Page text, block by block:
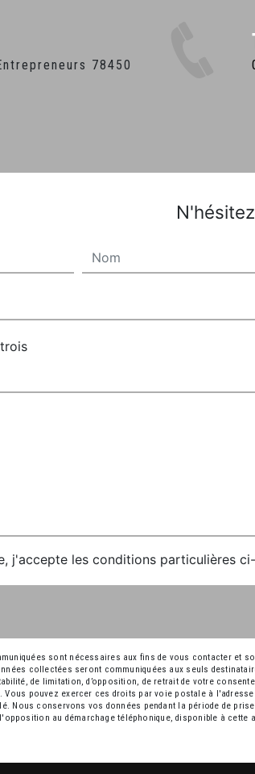
j'accepte les conditions particulières
sont nécessaires aux fins de vous contacter et
collectées seront communiquées aux seuls
de limitation, d’opposition, de retrait de votre
Vous pouvez exercer ces droits par voie postale à
Nous conservons vos données pendant la période de
au démarchage téléphonique, disponible à cette